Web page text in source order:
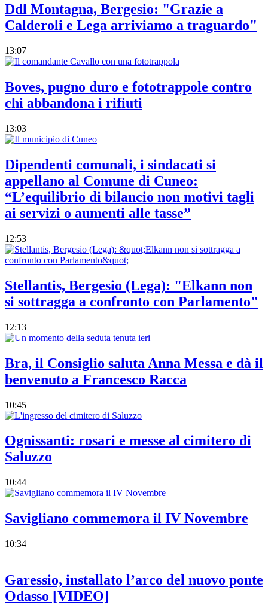
Ddl Montagna, Bergesio: "Grazie a
Calderoli e Lega arriviamo a traguardo"
13:07
Boves, pugno duro e fototrappole contro
chi abbandona i rifiuti
13:03
Dipendenti comunali, i sindacati si
appellano al Comune di Cuneo:
“L’equilibrio di bilancio non motivi tagli
ai servizi o aumenti alle tasse”
12:53
Stellantis, Bergesio (Lega): "Elkann non
si sottragga a confronto con Parlamento"
12:13
Bra, il Consiglio saluta Anna Messa e dà il
benvenuto a Francesco Racca
10:45
Ognissanti: rosari e messe al cimitero di
Saluzzo
10:44
Savigliano commemora il IV Novembre
10:34
Garessio, installato l’arco del nuovo ponte
Odasso [VIDEO]